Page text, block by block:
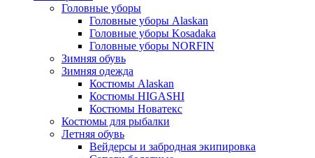
Головные уборы
Головные уборы Alaskan
Головные уборы Kosadaka
Головные уборы NORFIN
Зимняя обувь
Зимняя одежда
Костюмы Alaskan
Костюмы HIGASHI
Костюмы Новатекс
Костюмы для рыбалки
Летняя обувь
Вейдерсы и забродная экипировка